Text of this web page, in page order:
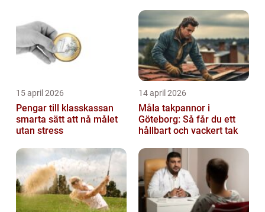
15 april 2026
Pengar till klasskassan
smarta sätt att nå målet
utan stress
14 april 2026
Måla takpannor i
Göteborg: Så får du ett
hållbart och vackert tak